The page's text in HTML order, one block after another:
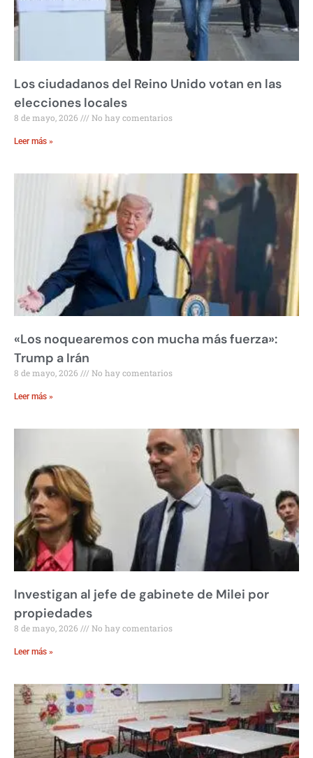
Los ciudadanos del Reino Unido votan en las
elecciones locales
8 de mayo, 2026 No hay comentarios
Leer más »
«Los noquearemos con mucha más fuerza»:
Trump a Irán
8 de mayo, 2026 No hay comentarios
Leer más »
Investigan al jefe de gabinete de Milei por
propiedades
8 de mayo, 2026 No hay comentarios
Leer más »